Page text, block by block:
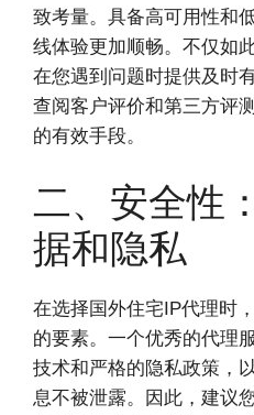
致考量。具备高可用性和
线体验更加顺畅。不仅如
在您遇到问题时提供及时
查阅客户评价和第三方评
的有效手段。
二、安全性
据和隐私
在选择国外住宅IP代理时
的要素。一个优秀的代理
技术和严格的隐私政策，
息不被泄露。因此，建议